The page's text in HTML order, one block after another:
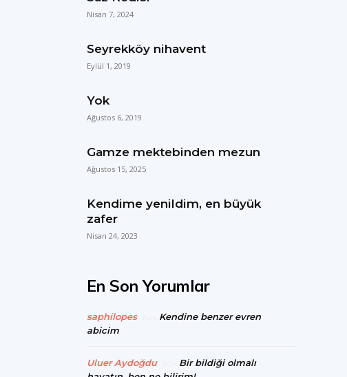
Nisan 7, 2024
Seyrekköy nihavent
Eylül 1, 2019
Yok
Ağustos 6, 2019
Gamze mektebinden mezun
Ağustos 15, 2025
Kendime yenildim, en büyük
zafer
Nisan 24, 2023
En Son Yorumlar
saphilopes
Kendine benzer evren
abicim
Uluer Aydoğdu
Bir bildiği olmalı